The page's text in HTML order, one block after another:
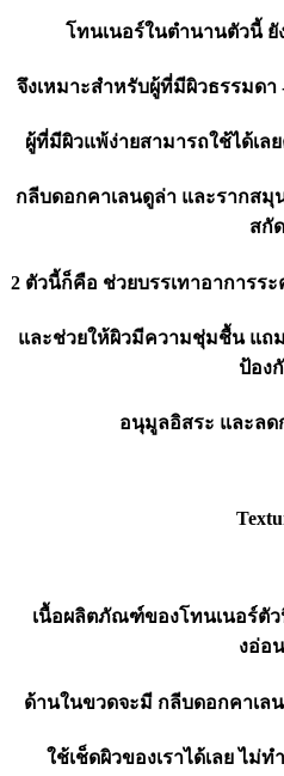
โทนเนอร์ในตำนานตัวนี้ ยั
จึงเหมาะสำหรับผู้ที่มีผิวธรรมด
ผู้ที่มีผิวแพ้ง่ายสามารถใช้ได้เล
กลีบดอกคาเลนดูล่า และรากสมุ
สกัด
2 ตัวนี้ก็คือ ช่วยบรรเทาอาการร
และช่วยให้ผิวมีความชุ่มชื้น แถ
ป้อง
อนุมูลอิสระ และลด
เนื้อผลิตภัณฑ์ของโทนเนอร์ตั
งอ่อ
ด้านในขวดจะมี กลีบดอกคาเล
ใช้เช็ดผิวของเราได้เลย ไม่ท